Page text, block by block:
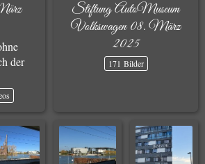
der
Stiftung AutoMuseum
Volkswagen 08. März
2025
171 Bilder